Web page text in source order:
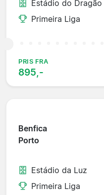
Estádio do Dragão
Primeira Liga
PRIS FRA
895,-
Benfica
Porto
Estádio da Luz
Primeira Liga